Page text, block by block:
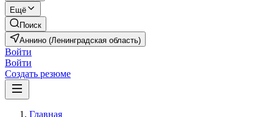
Ещё
Поиск
Аннино (Ленинградская область)
Войти
Войти
Создать резюме
Главная